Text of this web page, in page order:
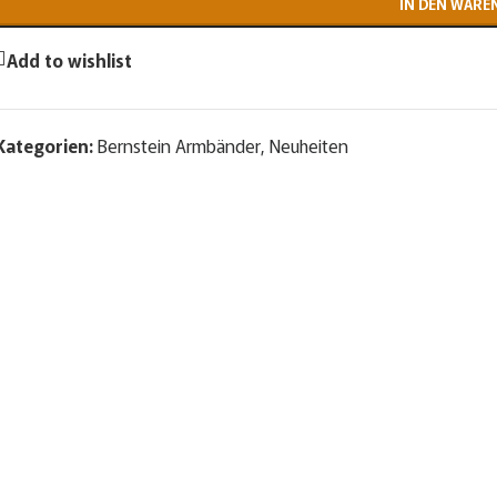
Add to wishlist
Bernstein Armbänder, Neuheiten